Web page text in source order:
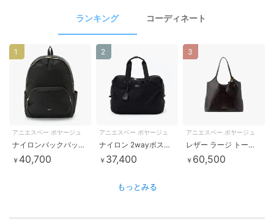
ランキング コーディネート
アニエスベー ボヤージュ
ナイロンバックパック”Maron” FT03A-07
￥ 40,700
1
アニエスベー ボヤージュ
ナイロン 2wayボストンバッグ ”My bag” RAT01-02
￥ 37,400
2
アニエスベー ボヤージュ
レザー ラージ トートバッグ ”Nathalie” BBS01-02
￥ 60,500
3
もっとみる